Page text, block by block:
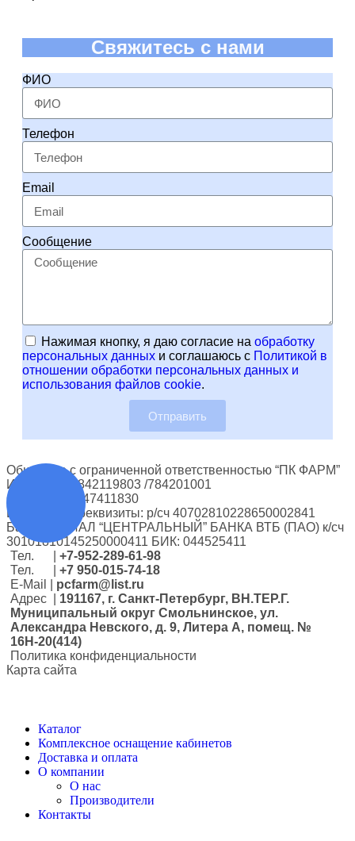
Свяжитесь с нами
ФИО
Телефон
Email
Сообщение
Нажимая кнопку, я даю согласие на обработку
персональных данных и соглашаюсь с Политикой в
отношении обработки персональных данных и
использования файлов cookie.
Отправить
Общество с ограниченной ответственностью “ПК ФАРМ”
ИНН/КПП: 7842119803 /784201001
ОГРН: 1167847411830
Банковские реквизиты: р/сч 40702810228650002841
Банк: ФИЛИАЛ “ЦЕНТРАЛЬНЫЙ” БАНКА ВТБ (ПАО) к/сч
30101810145250000411 БИК: 044525411
Тел. | +7-952-289-61-98
Тел. | +7 950-015-74-18
E-Мail | pcfarm@list.ru
Адрес | 191167, г. Санкт-Петербург, ВН.ТЕР.Г.
Муниципальный округ Смольнинское, ул.
Александра Невского, д. 9, Литера А, помещ. №
16Н-20(414)
Политика конфиденциальности
Карта сайта
Каталог
Комплексное оснащение кабинетов
Доставка и оплата
О компании
О нас
Производители
Контакты